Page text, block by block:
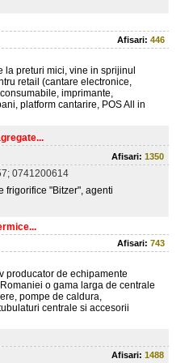
Afisari: 446
preturi mici, vine in sprijinul
retail (cantare electronice,
imprimante,
platform cantarire, POS All in
Afisari: 1350
0741200614
frigorifice "Bitzer", agenti
Afisari: 743
producator de echipamente
o gama larga de centrale
pompe de caldura,
centrale si accesorii
Afisari: 1488